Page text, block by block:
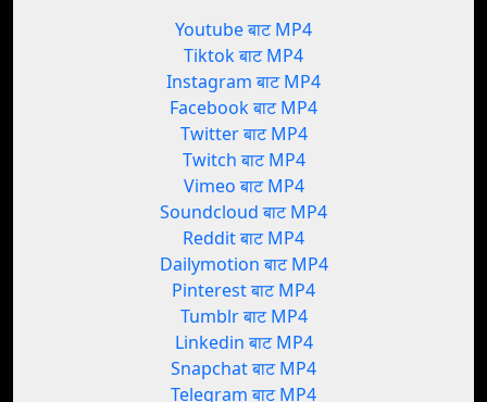
Youtube बाट MP4
Tiktok बाट MP4
Instagram बाट MP4
Facebook बाट MP4
Twitter बाट MP4
Twitch बाट MP4
Vimeo बाट MP4
Soundcloud बाट MP4
Reddit बाट MP4
Dailymotion बाट MP4
Pinterest बाट MP4
Tumblr बाट MP4
Linkedin बाट MP4
Snapchat बाट MP4
Telegram बाट MP4